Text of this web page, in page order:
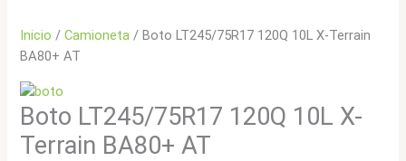
Inicio /Camioneta / Boto LT245/75R17 120Q 10L X-Terrain
BA80+ AT
Boto LT245/75R17 120Q 10L X-
Terrain BA80+ AT